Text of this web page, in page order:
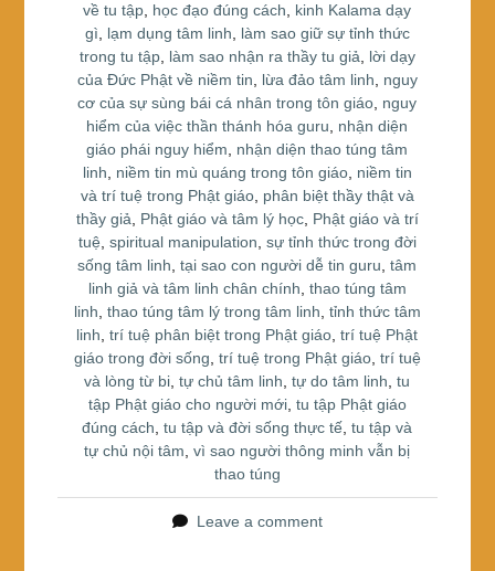
về tu tập học đạo đúng cách
kinh Kalama dạy
gì
lạm dụng tâm linh
làm sao giữ sự tỉnh thức
trong tu tập, làm sao nhận ra thầy tu giả
lời dạy
của Đức Phật về niềm tin
lừa đảo tâm linh
nguy
cơ của sự sùng bái cá nhân trong tôn giáo nguy
hiểm của việc thần thánh hóa guru
nhận diện
giáo phái nguy hiểm
nhận diện thao túng tâm
linh
niềm tin mù quáng trong tôn giáo, niềm tin
và trí tuệ trong Phật giáo, phân biệt thầy thật và
thầy giả
Phật giáo và tâm lý học, Phật giáo và trí
tuệ spiritual manipulation sự tỉnh thức trong đời
sống tâm linh ,tại sao con người dễ tin guru ,tâm
linh giả và tâm linh chân chính thao túng tâm
linh thao túng tâm lý trong tâm linh tỉnh thức tâm
linh ,trí tuệ phân biệt trong Phật giáo ,trí tuệ Phật
giáo trong đời sống trí tuệ trong Phật giáo, trí tuệ
và lòng từ bi ,tự chủ tâm linh ,tự do tâm linh ,tu
tập Phật giáo cho người mới, tu tập Phật giáo
đúng cách ,tu tập và đời sống thực tế ,tu tập và
tự chủ nội tâm ,vì sao người thông minh vẫn bị
thao túng
Leave a comment